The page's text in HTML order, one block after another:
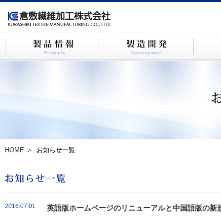
HOME お知らせ一覧
2016.07.01 英語版ホームページのリニューアルと中国語版の新